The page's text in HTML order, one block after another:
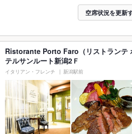
空席状況を更新
Ristorante Porto Faro（リストランテ
テルサンルート新潟2Ｆ
イタリアン・フレンチ 新潟駅前